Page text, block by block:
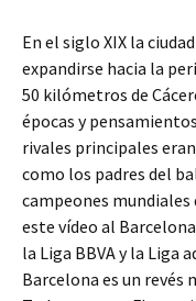
En el siglo XIX la
expandirse hacia la
50 kilómetros de
épocas y
rivales principales
como los padres del
campeones
este vídeo al
la Liga BBVA y la Liga
Barcelona es un revés